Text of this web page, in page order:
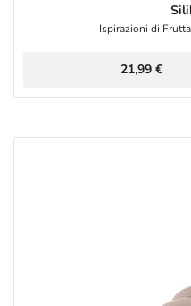
Ispirazioni di
21,99 €